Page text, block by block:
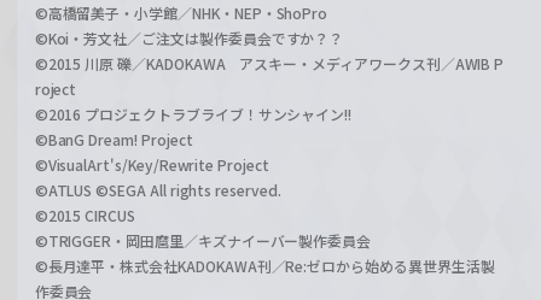
©高橋留美子・小学館／NHK・NEP・ShoPro
©Koi・芳文社／ご注文は製作委員会ですか？？
©2015 川原 礫／KADOKAWA アスキー・メディアワークス刊／AWIB P
roject
©2016 プロジェクトラブライブ！サンシャイン!!
©BanG Dream! Project
©VisualArt's/Key/Rewrite Project
©ATLUS ©SEGA All rights reserved.
©2015 CIRCUS
©TRIGGER・岡田麿里／キズナイーバー製作委員会
©長月達平・株式会社KADOKAWA刊／Re:ゼロから始める異世界生活製
作委員会